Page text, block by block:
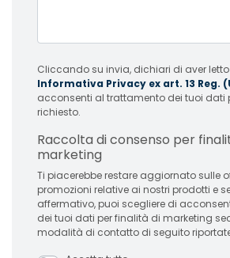
Cliccando su invia, dichiari di aver
Informativa Privacy ex art. 13 Reg.
acconsenti al trattamento dei tuoi dati
richiesto.
Raccolta di consenso per
marketing
Ti piacerebbe restare aggiornato sulle
promozioni relative ai nostri prodotti e servizi?
affermativo, puoi scegliere di
dei tuoi dati per finalità di marketing
modalità di contatto di seguito